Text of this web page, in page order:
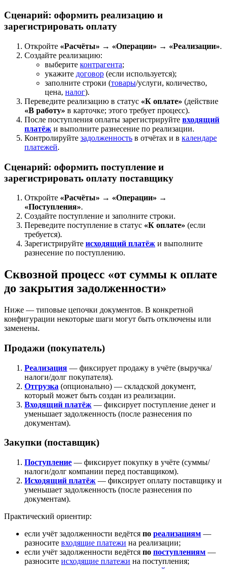
Сценарий: оформить реализацию и
зарегистрировать оплату
Откройте «Расчёты» → «Операции» → «Реализации».
Создайте реализацию:
выберите контрагента;
укажите договор (если используется);
заполните строки (товары/услуги, количество,
цена, налог).
Переведите реализацию в статус «К оплате» (действие
«В работу» в карточке; этого требует процесс).
После поступления оплаты зарегистрируйте входящий
платёж и выполните разнесение по реализации.
Контролируйте задолженность в отчётах и в календаре
платежей.
Сценарий: оформить поступление и
зарегистрировать оплату поставщику
Откройте «Расчёты» → «Операции» →
«Поступления».
Создайте поступление и заполните строки.
Переведите поступление в статус «К оплате» (если
требуется).
Зарегистрируйте исходящий платёж и выполните
разнесение по поступлению.
Сквозной процесс «от суммы к оплате
до закрытия задолженности»
Ниже — типовые цепочки документов. В конкретной
конфигурации некоторые шаги могут быть отключены или
заменены.
Продажи (покупатель)
Реализация — фиксирует продажу в учёте (выручка/
налоги/долг покупателя).
Отгрузка (опционально) — складской документ,
который может быть создан из реализации.
Входящий платёж — фиксирует поступление денег и
уменьшает задолженность (после разнесения по
документам).
Закупки (поставщик)
Поступление — фиксирует покупку в учёте (суммы/
налоги/долг компании перед поставщиком).
Исходящий платёж — фиксирует оплату поставщику и
уменьшает задолженность (после разнесения по
документам).
Практический ориентир:
если учёт задолженности ведётся по реализациям —
разносите входящие платежи на реализации;
если учёт задолженности ведётся по поступлениям —
разносите исходящие платежи на поступления;